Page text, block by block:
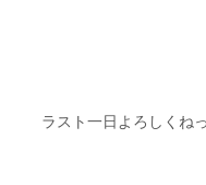
ラスト一日よろしくね